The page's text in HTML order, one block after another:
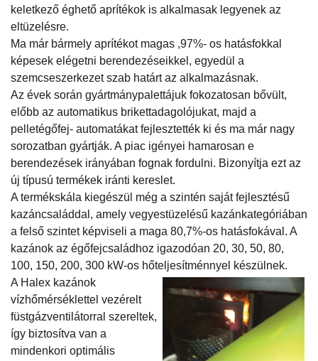
keletkező éghető aprítékok is alkalmasak legyenek az
eltüzelésre.
Ma már bármely aprítékot magas ,97%- os hatásfokkal
képesek elégetni berendezéseikkel, egyedül a
szemcseszerkezet szab határt az alkalmazásnak.
Az évek során gyártmánypalettájuk fokozatosan bővült,
előbb az automatikus brikettadagolójukat, majd a
pelletégőfej- automatákat fejlesztették ki és ma már nagy
sorozatban gyártják. A piac igényei hamarosan e
berendezések irányában fognak fordulni. Bizonyítja ezt az
új típusú termékek iránti kereslet.
A termékskála kiegészül még a szintén saját fejlesztésű
kazáncsaláddal, amely vegyestüzelésű kazánkategóriában
a felső szintet képviseli a maga 80,7%-os hatásfokával. A
kazánok az égőfejcsaládhoz igazodóan 20, 30, 50, 80,
100, 150, 200, 300 kW-os hőteljesítménnyel készülnek.
A Halex kazánok
vízhőmérséklettel vezérelt
füstgázventilátorral szereltek,
így biztosítva van a
mindenkori optimális